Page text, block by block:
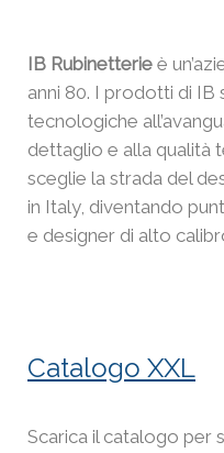
IB Rubinetterie è
anni 80. I prodotti di IB
tecnologiche
dettaglio e alla qualità
sceglie la strada del
in Italy, diventando
e designer di alto
Catalogo XXL
Scarica il catalogo per